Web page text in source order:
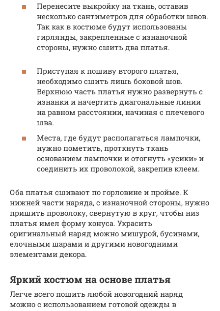
Перенесите выкройку на ткань, оставив
несколько сантиметров для обработки швов.
Так как в костюме будут использованы
гирлянды, закрепленные с изнаночной
стороны, нужно сшить два платья.
Приступая к пошиву второго платья,
необходимо сшить лишь боковой шов.
Верхнюю часть платья нужно развернуть с
изнанки и начертить диагональные линии
на равном расстоянии, начиная с плечевого
шва.
Места, где будут располагаться лампочки,
нужно пометить, проткнуть ткань
основанием лампочки и отогнуть «усики» и
соединить их проволокой, закрепив клеем.
Оба платья сшивают по горловине и пройме. К
нижней части наряда, с изнаночной стороны, нужно
пришить проволоку, свернутую в круг, чтобы низ
платья имел форму конуса. Украсить
оригинальный наряд можно мишурой, бусинами,
елочными шарами и другими новогодними
элементами декора.
Яркий костюм на основе платья
Легче всего пошить любой новогодний наряд
можно с использованием готовой одежды в